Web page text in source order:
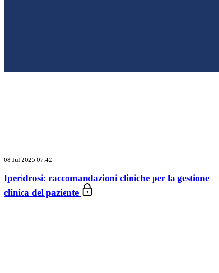
08 Jul 2025 07:42
Iperidrosi: raccomandazioni cliniche per la gestione
clinica del paziente